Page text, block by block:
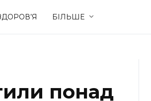
БІЛЬШЕ
Стиль життя
понад